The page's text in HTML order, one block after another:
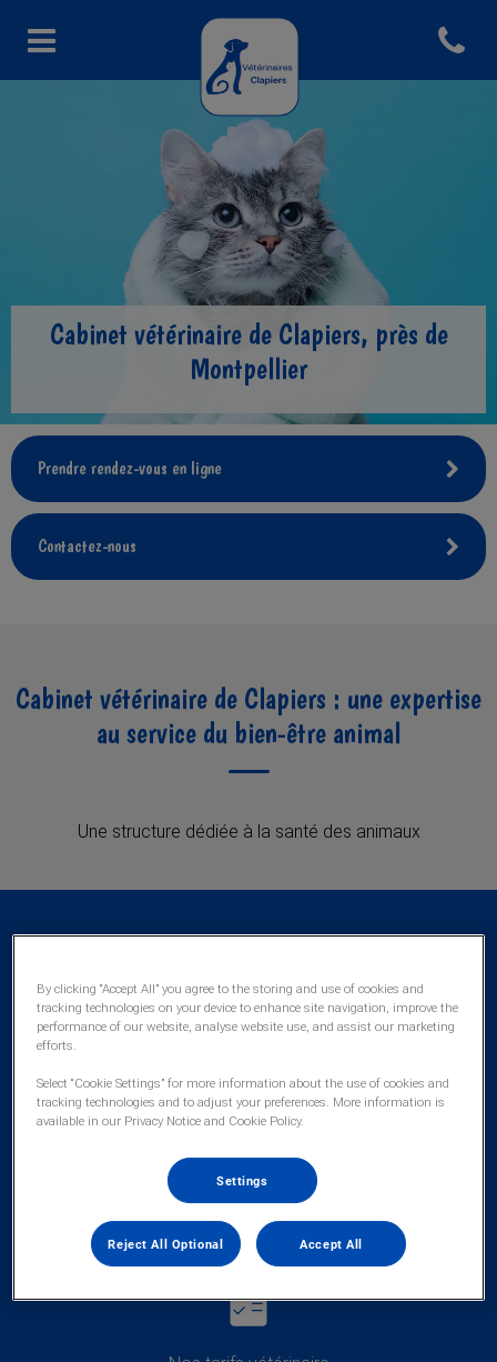
Page d'accueil de Veto Clapiers
Open
Cabinet vétérinaire de Clapiers, près de
Montpellier
Prendre rendez-vous en ligne
Contactez-nous
Cabinet vétérinaire de Clapiers : une expertise
au service du bien-être animal
Une structure dédiée à la santé des animaux
Nos services vétérinaire
By clicking “Accept All” you agree to the storing and use of cookies and
tracking technologies on your device to enhance site navigation, improve the
performance of our website, analyse website use, and assist our marketing
efforts.
Select “Cookie Settings” for more information about the use of cookies and
tracking technologies and to adjust your preferences. More information is
available in our Privacy Notice and Cookie Policy.
Settings
Reject All Optional Accept All